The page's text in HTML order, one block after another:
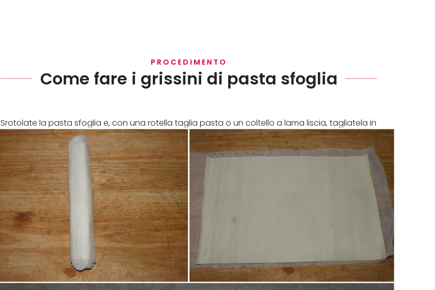
PROCEDIMENTO
Come fare i grissini di pasta sfoglia
Srotolate la pasta sfoglia e, con una rotella taglia pasta o un coltello a lama liscia, tagliatela in
striscioline di non più di 2 cm partendo dal lato lungo.